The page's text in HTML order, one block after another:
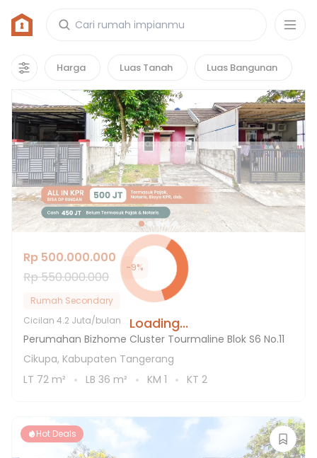
Harga Luas Tanah Luas Bangunan
Loading...
Rumah di Tangerang
1361properti
Hot Deals
Rp 500.000.000
Rp 550.000.000
-9%
Rumah Secondary
Cicilan 4.2 Juta/bulan
Perumahan Bizhome Cluster Tourmaline Blok S6 No.11
Cikupa, Kabupaten Tangerang
LT 72 m² LB 36 m² KM 1 KT 2
Hot Deals